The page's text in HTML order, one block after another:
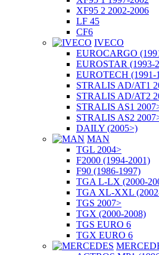
XF95 2 2002-2006
LF 45
CF6
IVECO
EUROCARGO
EUROSTAR (1993-
EUROTECH (1991-
STRALIS AD/AT1
STRALIS AD/AT2
STRALIS AS1
STRALIS AS2
DAILY (2005>)
MAN
TGL 2004>
F2000 (1994-2001)
F90 (1986-1997)
TGA L-LX (2000-
TGA XL-XXL
TGS 2007>
TGX (2000-2008)
TGS EURO 6
TGX EURO 6